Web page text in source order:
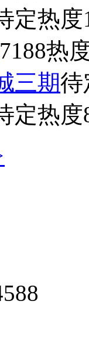
定热度
7188热
三期待
定热度